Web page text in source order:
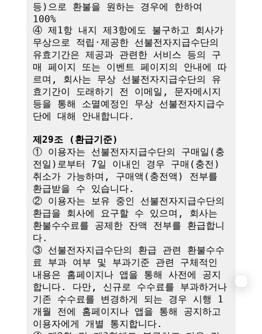
등)으로 환불을 원하는 경우에 한하여
100%
④ 제1항 내지 제3항에도 불구하고 회사가
무상으로 적립·제공한 선불전자지급수단의
유효기간은 제공과 관련한 서비스 등의 구
매 페이지 또는 이벤트 페이지의 안내에 따
르며, 회사는 무상 선불전자지급수단의 유
효기간이 도래하기 전 이메일, 문자메시지
등을 통해 소멸예정인 무상 선불전자지급수
단에 대해 안내합니다.
제29조 (환급기준)
① 이용자는 선불전자지급수단의 구매일(충
전일)로부터 7일 이내인 경우 구매(충전)
취소가 가능하며, 구매액(충전액) 전부를
환급받을 수 있습니다.
② 이용자는 보유 중인 선불전자지급수단의
환급을 회사에 요구할 수 있으며, 회사는
환불수수료를 공제한 잔액 전부를 환급합니
다.
③ 선불전자지급수단의 환급 관련 환불수수
료 부과 여부 및 부과기준 관련 구체적인
내용은 홈페이지나 앱을 통해 사전에 공지
합니다. 다만, 신규로 수수료를 부과하거나
기존 수수료를 변경하게 되는 경우 시행 1
개월 전에 홈페이지나 앱을 통해 공지하고
이용자에게 개별 통지합니다.